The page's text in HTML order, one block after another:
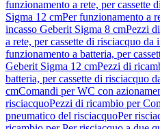
funzionamento a rete, per cassette
Sigma 12 cmPer funzionamento a
incasso Geberit Sigma 8 cmPezzi
a rete, per cassette di risciacquo
funzionamento a batteria, per
Geberit Sigma 12 cmPezzi di
batteria, per cassette di risciacquo
cmComandi per WC con
risciacquoPezzi di ricambio per
pneumatico del risciacquoPer